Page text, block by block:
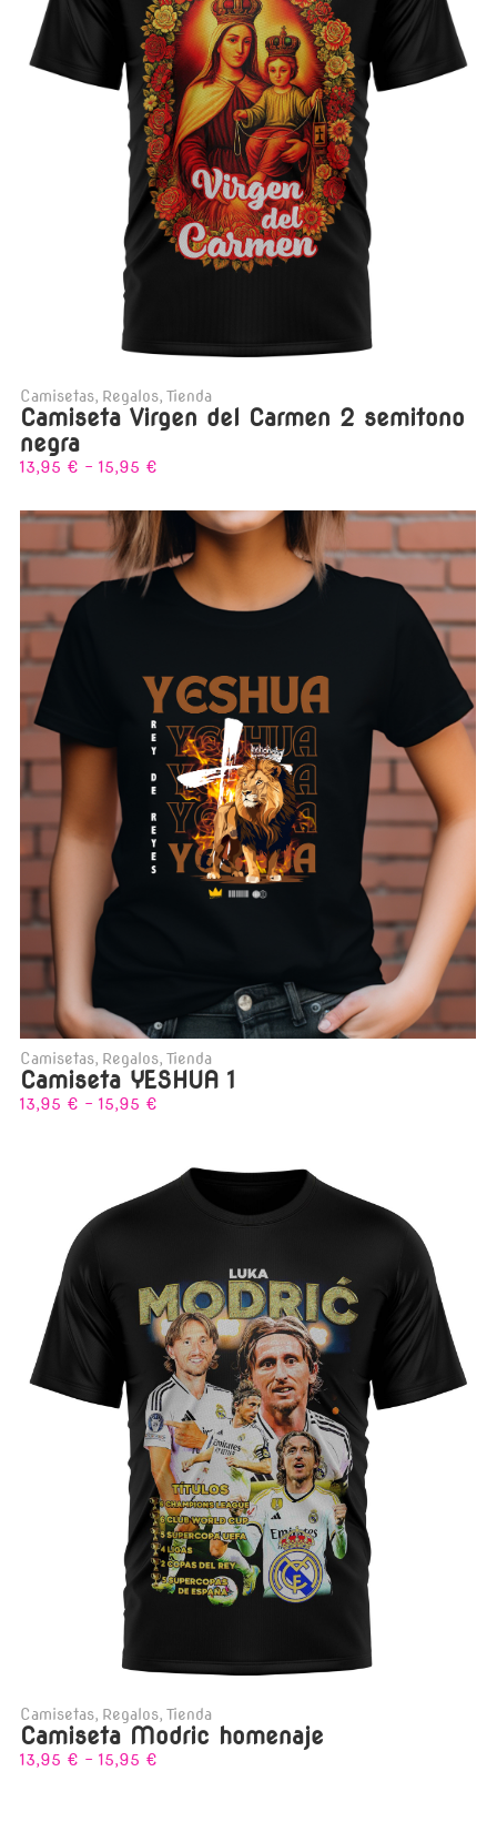
Camisetas, Regalos, Tienda
Camiseta Virgen del Carmen 2 semitono
negra
13,95 € - 15,95 €
Camisetas, Regalos, Tienda
Camiseta YESHUA 1
13,95 € - 15,95 €
Camisetas, Regalos, Tienda
Camiseta Modric homenaje
13,95 € - 15,95 €